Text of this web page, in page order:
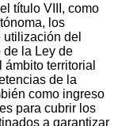
título VIII, como
los
del
de la Ley de
territorial
de la
como ingreso
para cubrir los
a garantizar